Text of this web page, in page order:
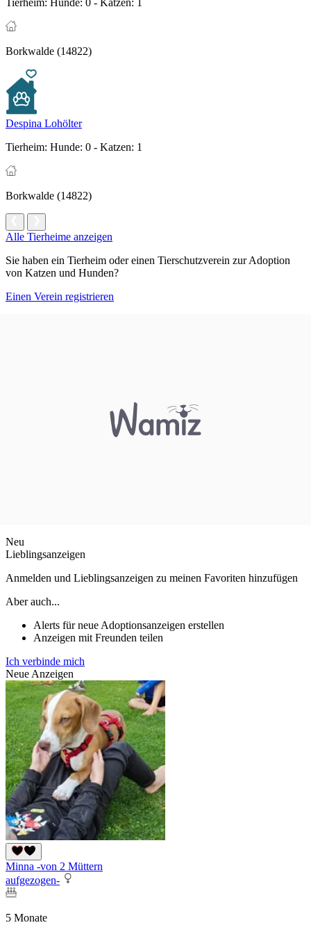
Tierheim: Hunde: 0 - Katzen: 1
Borkwalde (14822)
Despina Lohölter
Tierheim: Hunde: 0 - Katzen: 1
Borkwalde (14822)
Alle Tierheime anzeigen
Sie haben ein Tierheim oder einen Tierschutzverein zur Adoption
von Katzen und Hunden?
Einen Verein registrieren
Neu
Lieblingsanzeigen
Anmelden und Lieblingsanzeigen zu meinen Favoriten hinzufügen
Aber auch...
Alerts für neue Adoptionsanzeigen erstellen
Anzeigen mit Freunden teilen
Ich verbinde mich
Neue Anzeigen
Minna -von 2 Müttern
aufgezogen-
5 Monate